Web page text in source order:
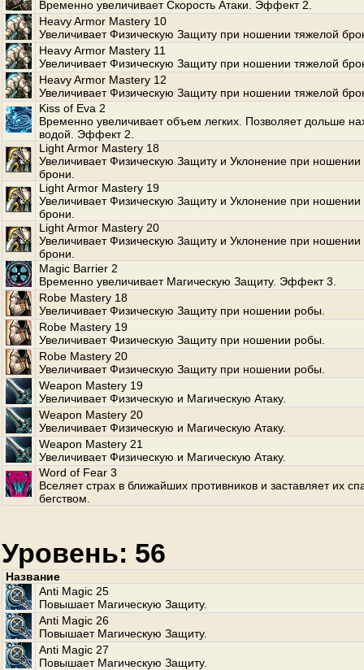
Временно увеличивает Скорость Атаки. Эффект 2.
Heavy Armor Mastery 10
Увеличивает Физическую Защиту при ношении тяжелой
Heavy Armor Mastery 11
Увеличивает Физическую Защиту при ношении тяжелой
Heavy Armor Mastery 12
Увеличивает Физическую Защиту при ношении тяжелой
Kiss of Eva 2
Временно увеличивает объем легких. Позволяет дольше
водой. Эффект 2.
Light Armor Mastery 18
Увеличивает Физическую Защиту и Уклонение при ношении
брони.
Light Armor Mastery 19
Увеличивает Физическую Защиту и Уклонение при ношении
брони.
Light Armor Mastery 20
Увеличивает Физическую Защиту и Уклонение при ношении
брони.
Magic Barrier 2
Временно увеличивает Магическую Защиту. Эффект 3.
Robe Mastery 18
Увеличивает Физическую Защиту при ношении робы.
Robe Mastery 19
Увеличивает Физическую Защиту при ношении робы.
Robe Mastery 20
Увеличивает Физическую Защиту при ношении робы.
Weapon Mastery 19
Увеличивает Физическую и Магическую Атаку.
Weapon Mastery 20
Увеличивает Физическую и Магическую Атаку.
Weapon Mastery 21
Увеличивает Физическую и Магическую Атаку.
Word of Fear 3
Вселяет страх в ближайших противников и заставляет их
бегством.
Уровень: 56
Название
Anti Magic 25
Повышает Магическую Защиту.
Anti Magic 26
Повышает Магическую Защиту.
Anti Magic 27
Повышает Магическую Защиту.